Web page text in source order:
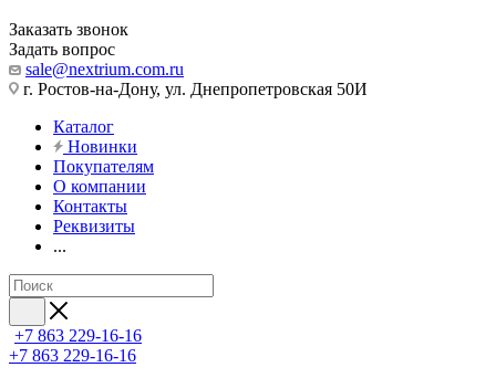
Заказать звонок
Задать вопрос
sale@nextrium.com.ru
г. Ростов-на-Дону, ул. Днепропетровская 50И
Каталог
Новинки
Покупателям
О компании
Контакты
Реквизиты
...
+7 863 229-16-16
+7 863 229-16-16